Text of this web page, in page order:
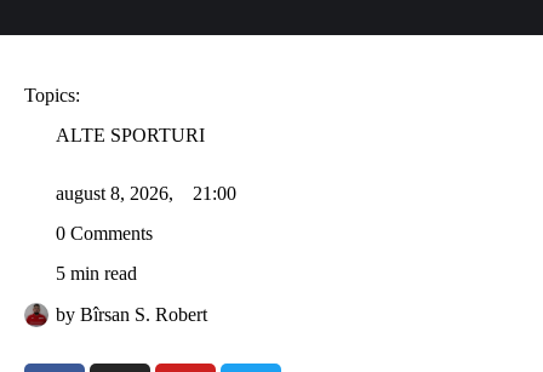
Topics:
ALTE SPORTURI
august 8, 2026,
21:00
0 Comments
5 min read
by Bîrsan S. Robert